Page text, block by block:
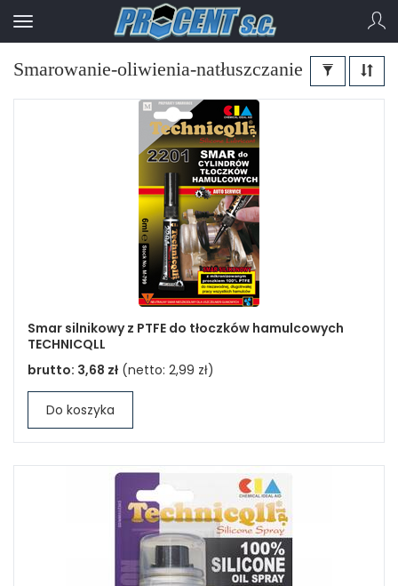
Smarowanie-oliwienia-natłuszczanie
Smar silnikowy z PTFE do tłoczków hamulcowych
TECHNICQLL
brutto: 3,68 zł (netto: 2,99 zł)
Do koszyka